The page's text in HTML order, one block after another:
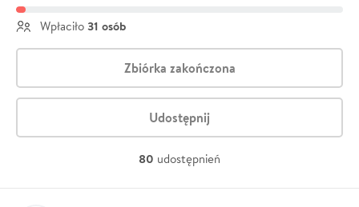
Wpłaciło 31 osób
Zbiórka zakończona
Udostępnij
80 udostępnień